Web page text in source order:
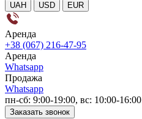
UAH USD EUR
Аренда
+38 (067) 216-47-95
Аренда
Whatsapp
Продажа
Whatsapp
пн-сб: 9:00-19:00, вс: 10:00-16:00
Заказать звонок